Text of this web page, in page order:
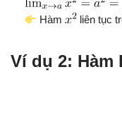
Hàm
liên tục
Ví dụ 2: